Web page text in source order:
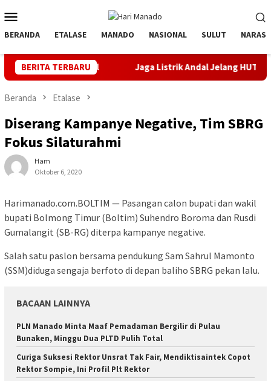
ke
kontenMobile
BERANDA ETALASE MANADO NASIONAL SULUT NARASI
BERITA TERBARU
Unggul Jaga Listrik Andal Jelang HUT ke-81 RI, PLN
Beranda Etalase
Diserang Kampanye Negative, Tim SBRG
Fokus Silaturahmi
Ham
Oktober 6, 2020
Harimanado.com.BOLTIM — Pasangan calon bupati dan wakil
bupati Bolmong Timur (Boltim) Suhendro Boroma dan Rusdi
Gumalangit (SB-RG) diterpa kampanye negative.
Salah satu paslon bersama pendukung Sam Sahrul Mamonto
(SSM)diduga sengaja berfoto di depan baliho SBRG pekan lalu.
BACAAN LAINNYA
PLN Manado Minta Maaf Pemadaman Bergilir di Pulau
Bunaken, Minggu Dua PLTD Pulih Total
Curiga Suksesi Rektor Unsrat Tak Fair, Mendiktisaintek Copot
Rektor Sompie, Ini Profil Plt Rektor